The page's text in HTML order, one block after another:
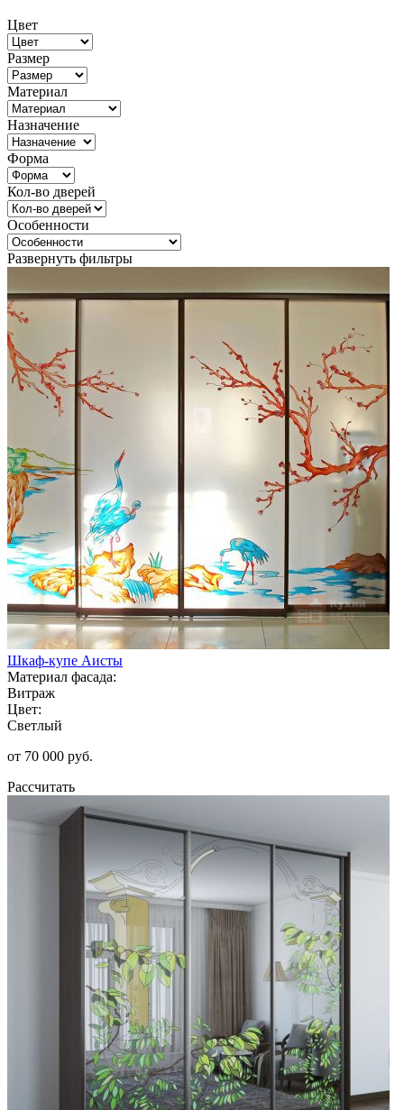
Цвет
Размер
Материал
Назначение
Форма
Кол-во дверей
Особенности
Развернуть фильтры
Шкаф-купе Аисты
Материал фасада:
Витраж
Цвет:
Светлый
от 70 000 руб.
Рассчитать